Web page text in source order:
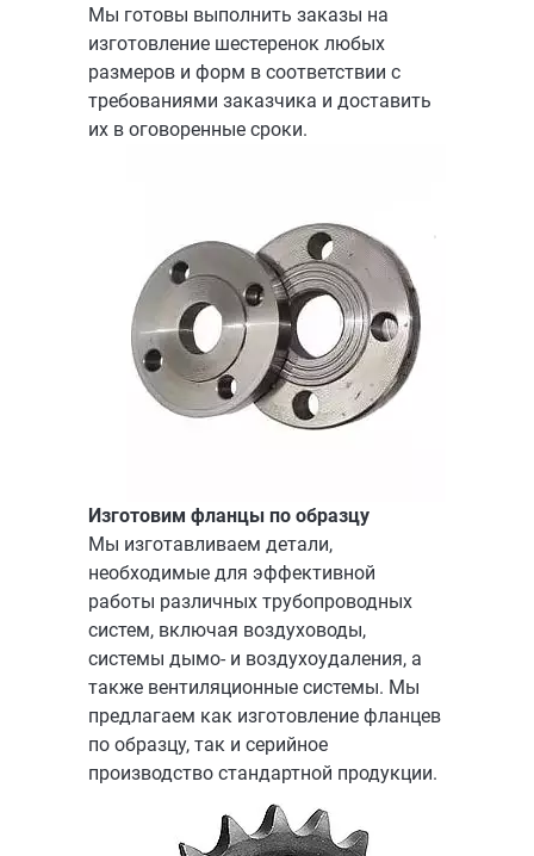
Мы готовы выполнить заказы на
изготовление шестеренок любых
размеров и форм в соответствии с
требованиями заказчика и доставить
их в оговоренные сроки.
Изготовим фланцы по образцу
Мы изготавливаем детали,
необходимые для эффективной
работы различных трубопроводных
систем, включая воздуховоды,
системы дымо- и воздухоудаления, а
также вентиляционные системы. Мы
предлагаем как изготовление фланцев
по образцу, так и серийное
производство стандартной продукции.